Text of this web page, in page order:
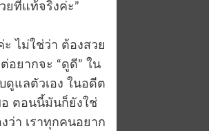
ยที่แท้จริงค่ะ”
ไม่ใช่ว่า ต้องสวย
ยากจะ “ดูดี” ใน
ดูแลตัวเอง ในอดีต
อ ตอนนี้มันก็ยังใช่
ว่า เราทุกคนอยาก